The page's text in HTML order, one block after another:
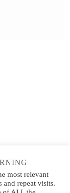
most relevant
and repeat visits.